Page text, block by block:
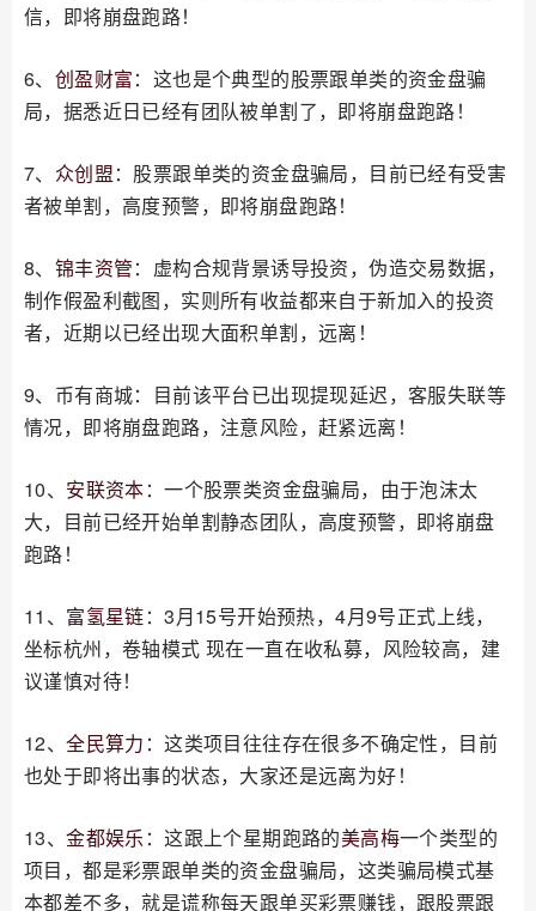
信，即将崩盘跑路！
6、 创盈财富：这也是个典型的股票跟单类的资金盘骗
局，据悉近日已经有团队被单割了，即将崩盘跑路！
7、 众创盟：股票跟单类的资金盘骗局，目前已经有受害
者被单割，高度预警，即将崩盘跑路！
8、 锦丰资管：虚构合规背景诱导投资，伪造交易数据，
制作假盈利截图，实则所有收益都来自于新加入的投资
者，近期以已经出现大面积单割，远离！
9、币有商城：目前该平台已出现提现延迟，客服失联等
情况，即将崩盘跑路，注意风险，赶紧远离！
10、 安联资本：一个股票类资金盘骗局，由于泡沫太
大，目前已经开始单割静态团队，高度预警，即将崩盘
跑路！
11、 富氢星链：3月15号开始预热，4月9号正式上线，
坐标杭州，卷轴模式 现在一直在收私募，风险较高，建
议谨慎对待！
12、全民算力 ：这类项目往往存在很多不确定性，目前
也处于即将出事的状态，大家还是远离为好！
13、金都娱乐 ：这跟上个星期跑路的美高梅一个类型的
项目，都是彩票跟单类的资金盘骗局，这类骗局模式基
本都差不多，就是谎称每天跟单买彩票赚钱，跟股票跟